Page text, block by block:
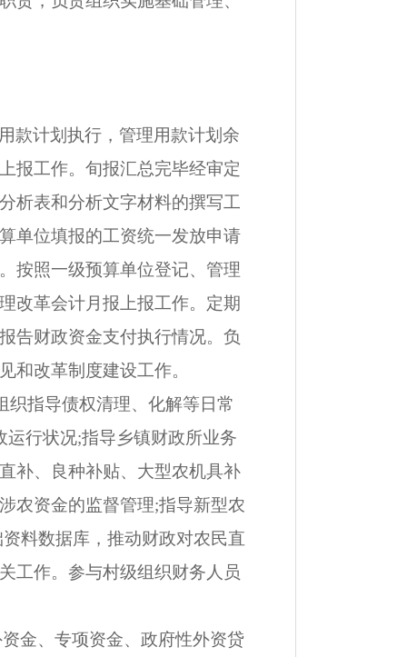
款计划执行，管理用款计划余
报工作。旬报汇总完毕经审定
析表和分析文字材料的撰写工
单位填报的工资统一发放申请
按照一级预算单位登记、管理
改革会计月报上报工作。定期
告财政资金支付执行情况。负
和改革制度建设工作。
织指导债权清理、化解等日常
行状况;指导乡镇财政所业务
补、良种补贴、大型农机具补
农资金的监督管理;指导新型农
料数据库，推动财政对农民直
工作。参与村级组织财务人员
金、专项资金、政府性外资贷